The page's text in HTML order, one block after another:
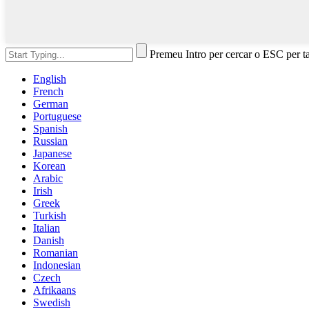
Premeu Intro per cercar o ESC per
English
French
German
Portuguese
Spanish
Russian
Japanese
Korean
Arabic
Irish
Greek
Turkish
Italian
Danish
Romanian
Indonesian
Czech
Afrikaans
Swedish